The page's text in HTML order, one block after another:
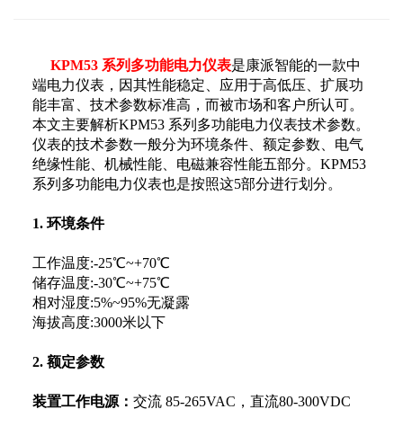
KPM53 系列多功能电力仪表是康派智能的一款中
端电力仪表，因其性能稳定、应用于高低压、扩展功
能丰富、技术参数标准高，而被市场和客户所认可。
本文主要解析KPM53 系列多功能电力仪表技术参数。
仪表的技术参数一般分为环境条件、额定参数、电气
绝缘性能、机械性能、电磁兼容性能五部分。KPM53
系列多功能电力仪表也是按照这5部分进行划分。
1. 环境条件
工作温度:-25℃~+70℃
储存温度:-30℃~+75℃
相对湿度:5%~95%无凝露
海拔高度:3000米以下
2. 额定参数
装置工作电源： 交流 85-265VAC，直流80-300VDC